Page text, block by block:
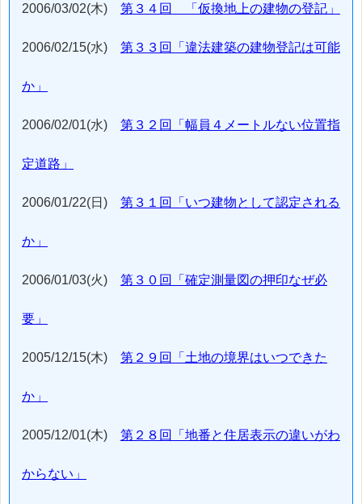
2006/03/02(木) 第３４回 「仮換地上の建物の登記」
2006/02/15(水) 第３３回「違法建築の建物登記は可能
か」
2006/02/01(水) 第３２回「幅員４メートルない位置指
定道路」
2006/01/22(日) 第３１回「いつ建物として認定される
か」
2006/01/03(火) 第３０回「確定測量図の押印なぜ必
要」
2005/12/15(木) 第２９回「土地の境界はいつできた
か」
2005/12/01(木) 第２８回「地番と住居表示の違いがわ
からない」